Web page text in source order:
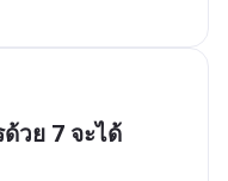
วย 7 จะได้